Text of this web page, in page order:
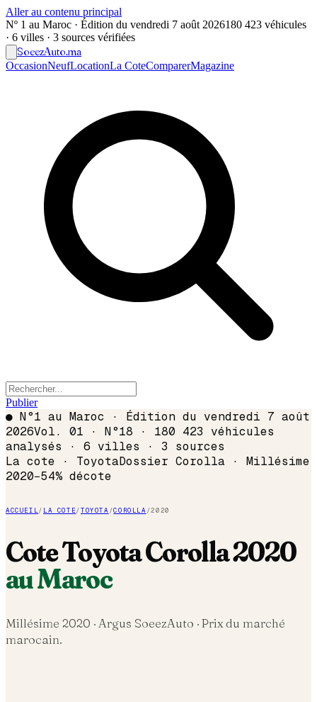
Aller au contenu principal
Nº 1 au Maroc · Édition du vendredi 7 août 2026180 423 véhicules
· 6 villes · 3 sources vérifiées
SoeezAuto.ma
OccasionNeufLocationLa CoteComparerMagazine
Publier
● N°1 au Maroc · Édition du vendredi 7 août
2026Vol. 01 · N°18 · 180 423 véhicules
analysés · 6 villes · 3 sources
La cote · ToyotaDossier Corolla · Millésime
2020−54% décote
ACCUEIL/ LA COTE/TOYOTA /COROLLA /2020
CoteToyotaCorolla2020
au Maroc
Millésime 2020 · Argus SoeezAuto · Prix du marché
marocain.